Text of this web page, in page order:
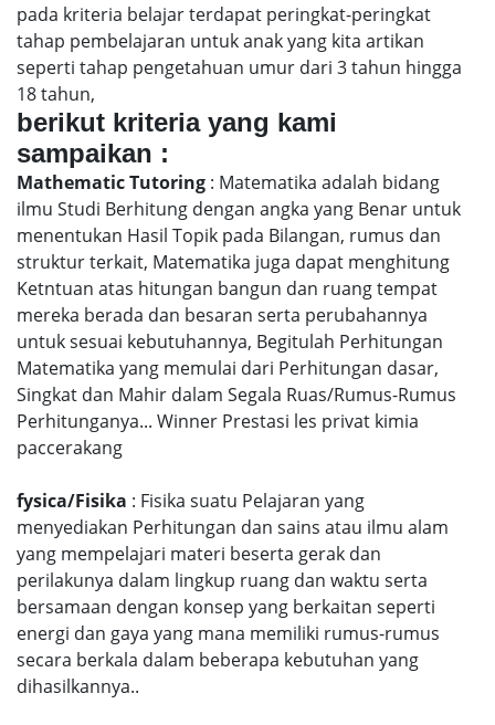
pada kriteria belajar terdapat peringkat-peringkat
tahap pembelajaran untuk anak yang kita artikan
seperti tahap pengetahuan umur dari 3 tahun hingga
18 tahun,
berikut kriteria yang kami
sampaikan :
Mathematic Tutoring : Matematika adalah bidang
ilmu Studi Berhitung dengan angka yang Benar untuk
menentukan Hasil Topik pada Bilangan, rumus dan
struktur terkait, Matematika juga dapat menghitung
Ketntuan atas hitungan bangun dan ruang tempat
mereka berada dan besaran serta perubahannya
untuk sesuai kebutuhannya, Begitulah Perhitungan
Matematika yang memulai dari Perhitungan dasar,
Singkat dan Mahir dalam Segala Ruas/Rumus-Rumus
Perhitunganya... Winner Prestasi les privat kimia
paccerakang
fysica/Fisika : Fisika suatu Pelajaran yang
menyediakan Perhitungan dan sains atau ilmu alam
yang mempelajari materi beserta gerak dan
perilakunya dalam lingkup ruang dan waktu serta
bersamaan dengan konsep yang berkaitan seperti
energi dan gaya yang mana memiliki rumus-rumus
secara berkala dalam beberapa kebutuhan yang
dihasilkannya..